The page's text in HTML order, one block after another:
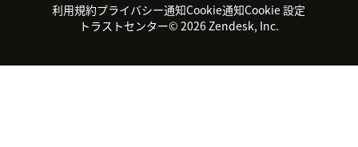
カスタマーポータル
トライアル体験とFAQ
サステナビリティレポート
Zendesk Foundation
CX Trends 2026
製品のアップデート情報
カスタマーサポートツール
ヘルプデスク向けチケット管
利用規約プライバシー通知Cookie通知Cookie 設定
トラストセンター© 2026 Zendesk, Inc.